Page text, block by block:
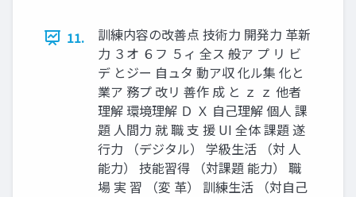
11.
訓練内容の改善点 技術力 開発力 革新
力 ３オ ６フ ５ィ 全ス 般ア プ リ ビ
デ とジー 自ュタ 動ア収 化ル集 化と
業ア 務プ 改リ 善作 成 と ｚ ｚ 他者
理解 環境理解 Ｄ Ｘ 自己理解 個人 課
題 人間力 就 職 支 援 UI 全体 課題 遂
行力 （デジタル） 学級生活 （対 人
能力） 技能習得 （対課題 能力） 職
場 実 習 （変 革） 訓練生活 （対自己